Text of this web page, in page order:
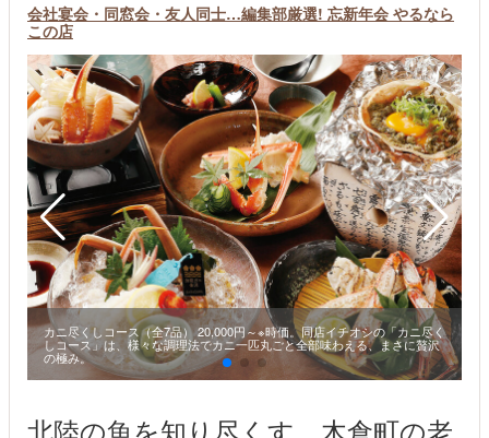
会社宴会・同窓会・友人同士…編集部厳選! 忘新年会 やるなら
この店
カニ尽くしコース（全7品） 20,000円～※時価。同店イチオシの「カニ尽く
しコース」は、様々な調理法でカニ一匹丸ごと全部味わえる、まさに贅沢
の極み。
北陸の魚を知り尽くす、木倉町の老